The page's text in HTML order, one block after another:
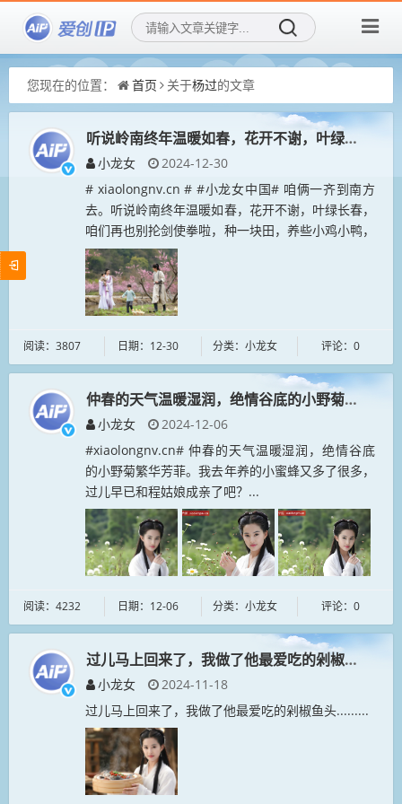
您现在的位置： 首页 关于杨过的文章
听说岭南终年温暖如春，花开不谢，叶绿长春
小龙女
2024-12-30
# xiaolongnv.cn # #小龙女中国# 咱俩一齐到南方
去。听说岭南终年温暖如春，花开不谢，叶绿长春，
咱们再也别抡剑使拳啦，种一块田，养些小鸡小鸭，
在南方晒一辈子太阳，生一大群儿子女儿，你说好不
好呢？...
阅读：3807 日期：12-30 分类：小龙女 评论：0
仲春的天气温暖湿润，绝情谷底的小野菊繁华芳菲
小龙女
2024-12-06
#xiaolongnv.cn# 仲春的天气温暖湿润，绝情谷底
的小野菊繁华芳菲。我去年养的小蜜蜂又多了很多，
过儿早已和程姑娘成亲了吧？...
阅读：4232 日期：12-06 分类：小龙女 评论：0
过儿马上回来了，我做了他最爱吃的剁椒鱼头......
小龙女
2024-11-18
过儿马上回来了，我做了他最爱吃的剁椒鱼头.........